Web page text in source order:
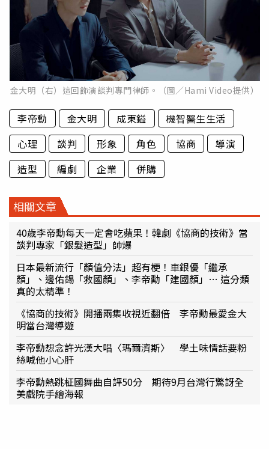
金大明（右）這回飾演談判專門律師。（圖／Hami Video提供）
李帝勳 金大明 成東鎰
機智醫生生活
心理
談判 形象 角色 協商
導演
造型
編劇 企業 併購
相關文章
40歲李帝勳每天一定會吃蘋果！韓劇《協商的技術》當
談判專家「銀髮造型」帥爆
日本最新流行「顏值分法」超有梗！車銀優「繼承
顏」、邊佑錫「救國顏」、李帝勳「建國顏」… 這分類
真的太精準！
《協商的技術》開播兩集收視近翻倍 李帝勳最愛金大
明當台灣導遊
李帝勳想念許光漢大唱〈瑪爾濟斯〉 學土味情話要粉
絲喊他小心肝
李帝勳熱跳柾國舞曲自評50分 期待9月台灣行驚訝全
美戲院手繪海報